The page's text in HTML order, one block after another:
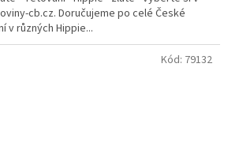
cb.cz. Doručujeme po celé České
v různých Hippie...
Kód: 79132